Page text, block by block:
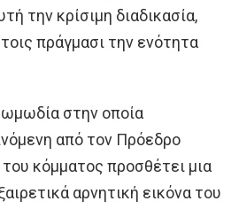
την κρίσιμη διαδικασία,
πράγμασι την ενότητα
στην οποία
από τον Πρόεδρο
κόμματος προσθέτει μια
αρνητική εικόνα του